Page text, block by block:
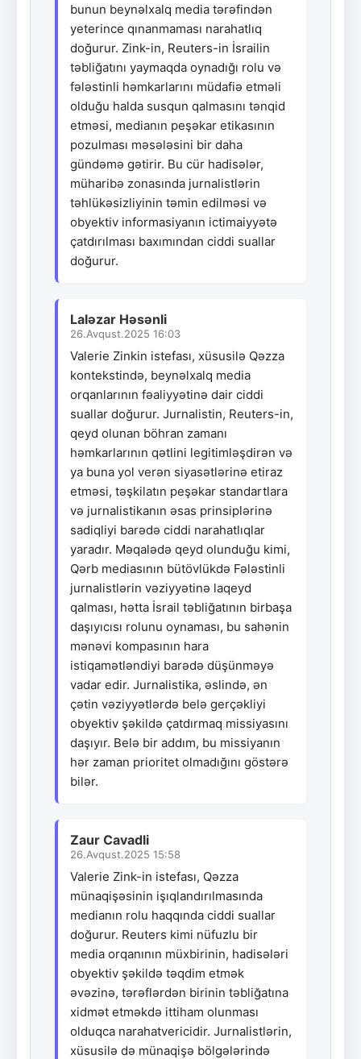
bunun beynəlxalq media tərəfindən
yeterince qınanmaması narahatlıq
doğurur. Zink-in, Reuters-in İsrailin
təbliğatını yaymaqda oynadığı rolu və
fələstinli həmkarlarını müdafiə etməli
olduğu halda susqun qalmasını tənqid
etməsi, medianın peşəkar etikasının
pozulması məsələsini bir daha
gündəmə gətirir. Bu cür hadisələr,
müharibə zonasında jurnalistlərin
təhlükəsizliyinin təmin edilməsi və
obyektiv informasiyanın ictimaiyyətə
çatdırılması baxımından ciddi suallar
doğurur.
Laləzar Həsənli
26.Avqust.2025 16:03
Valerie Zinkin istefası, xüsusilə Qəzza
kontekstində, beynəlxalq media
orqanlarının fəaliyyətinə dair ciddi
suallar doğurur. Jurnalistin, Reuters-in,
qeyd olunan böhran zamanı
həmkarlarının qətlini legitimləşdirən və
ya buna yol verən siyasətlərinə etiraz
etməsi, təşkilatın peşəkar standartlara
və jurnalistikanın əsas prinsiplərinə
sadiqliyi barədə ciddi narahatlıqlar
yaradır. Məqalədə qeyd olunduğu kimi,
Qərb mediasının bütövlükdə Fələstinli
jurnalistlərin vəziyyətinə laqeyd
qalması, hətta İsrail təbliğatının birbaşa
daşıyıcısı rolunu oynaması, bu sahənin
mənəvi kompasının hara
istiqamətləndiyi barədə düşünməyə
vadar edir. Jurnalistika, əslində, ən
çətin vəziyyətlərdə belə gerçəkliyi
obyektiv şəkildə çatdırmaq missiyasını
daşıyır. Belə bir addım, bu missiyanın
hər zaman prioritet olmadığını göstərə
bilər.
Zaur Cavadli
26.Avqust.2025 15:58
Valerie Zink-in istefası, Qəzza
münaqişəsinin işıqlandırılmasında
medianın rolu haqqında ciddi suallar
doğurur. Reuters kimi nüfuzlu bir
media orqanının müxbirinin, hadisələri
obyektiv şəkildə təqdim etmək
əvəzinə, tərəflərdən birinin təbliğatına
xidmət etməkdə ittiham olunması
olduqca narahatvericidir. Jurnalistlərin,
xüsusilə də münaqişə bölgələrində